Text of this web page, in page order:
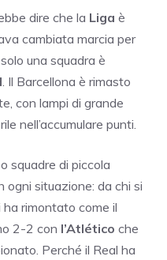
dire che la Liga è
cambiata marcia per
una squadra è
. Il Barcellona è rimasto
con lampi di grande
nell’accumulare punti.
squadre di piccola
situazione: da chi si
ha rimontato come il
2-2 con l’Atlético che
Perché il Real ha